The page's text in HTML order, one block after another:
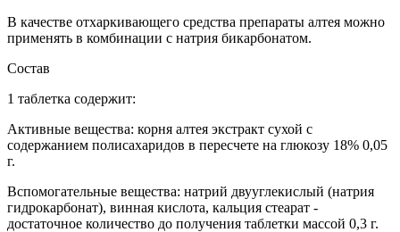
В качестве отхаркивающего средства препараты алтея можно
применять в комбинации с натрия бикарбонатом.
Состав
1 таблетка содержит:
Активные вещества: корня алтея экстракт сухой с
содержанием полисахаридов в пересчете на глюкозу 18% 0,05
г.
Вспомогательные вещества: натрий двууглекислый (натрия
гидрокарбонат), винная кислота, кальция стеарат -
достаточное количество до получения таблетки массой 0,3 г.